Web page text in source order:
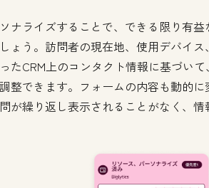
ナライズすることで、できる限り有益
ょう。訪問者の現在地、使用デバイス
たCRM上のコンタクト情報に基づいて
整できます。フォームの内容も動的に
が繰り返し表示されることがなく、情